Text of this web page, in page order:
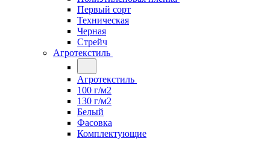
Первый сорт
Техническая
Черная
Стрейч
Агротекстиль
Агротекстиль
100 г/м2
130 г/м2
Белый
Фасовка
Комплектующие